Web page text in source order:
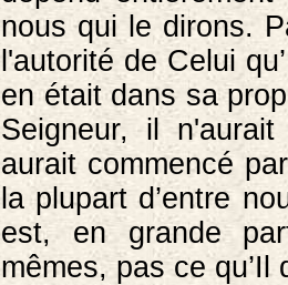
nous qui le dirons.
l'autorité de Celui
en était dans sa
Seigneur, il
aurait commencé
la plupart d’entre
est, en grande
mêmes, pas ce qu’Il